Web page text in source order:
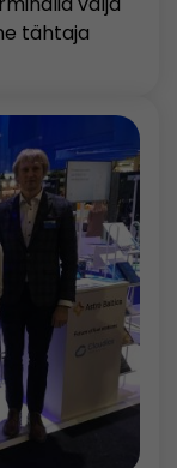
tähtaja